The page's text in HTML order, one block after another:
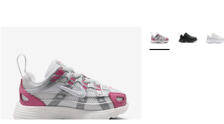
Plus de couleurs